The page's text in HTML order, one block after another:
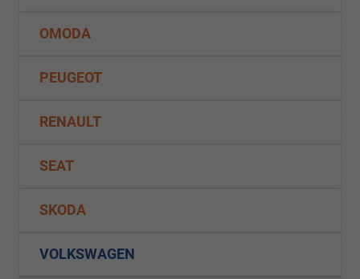
OMODA
PEUGEOT
RENAULT
SEAT
SKODA
VOLKSWAGEN